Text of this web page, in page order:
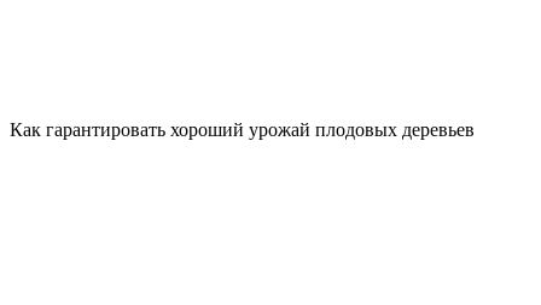
Как гарантировать хороший урожай плодовых деревьев